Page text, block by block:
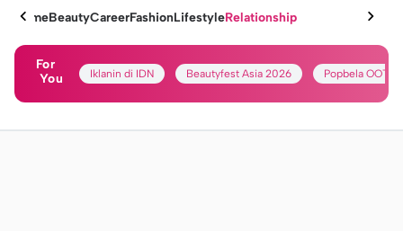
HomeBeautyCareerFashionLifestyleRelationship
For
You
Iklanin di IDN Beautyfest Asia 2026 Popbela OOTD